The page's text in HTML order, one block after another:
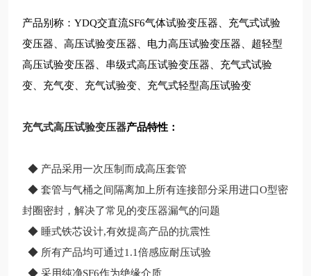
产品别称：YDQ交直流SF6气体试验变压器、充气式试验
变压器、高压试验变压器、电力高压试验变压器、超轻型
高压试验变压器、串级式高压试验变压器、充气式试验
变、充气变、充气试验变、充气式轻型高压试验变
充气式高压试验变压器产品特性：
◆ 产品采用一次压制而成高压套管
◆ 套管与气桶之间隔离加上所有连接部分采用进口O型密
封圈密封，解决了常见的变压器漏气的问题
◆ 睡式铁芯设计,有效提高产品的抗震性
◆ 所有产品均可通过1.1倍感应耐压试验
◆ 采用纯净SF6作为绝缘介质